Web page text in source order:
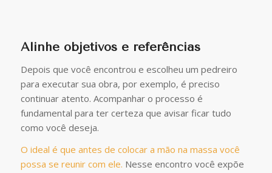
Alinhe objetivos e referências
Depois que você encontrou e escolheu um pedreiro
para executar sua obra, por exemplo, é preciso
continuar atento. Acompanhar o processo é
fundamental para ter certeza que avisar ficar tudo
como você deseja.
O ideal é que antes de colocar a mão na massa você
possa se reunir com ele. Nesse encontro você expõe